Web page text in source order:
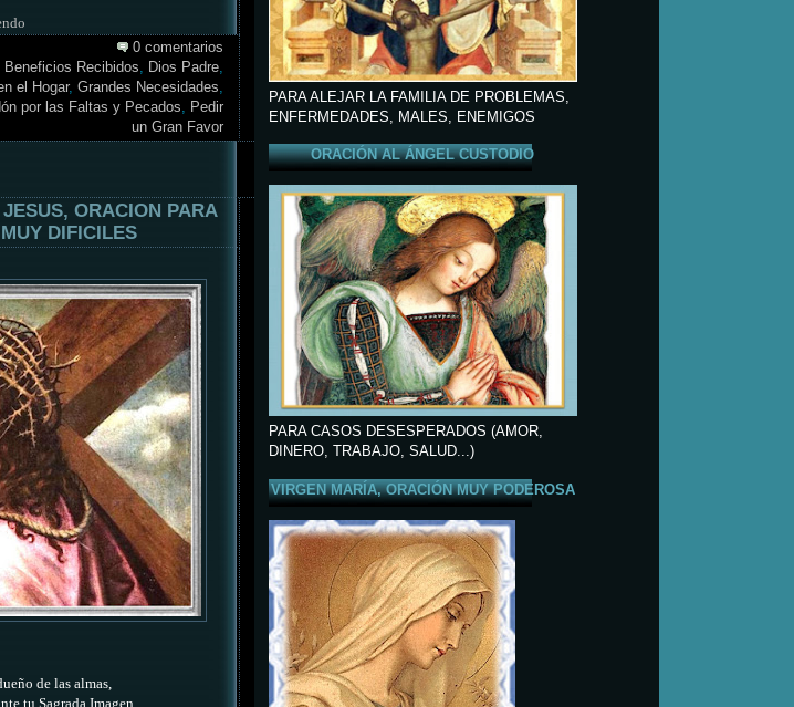
0 comentarios
Recibidos, Dios Padre,
el Hogar, Grandes Necesidades,
por las Faltas y Pecados, Pedir
un Gran Favor
ORACION PARA
DIFICILES
de las almas,
tu Sagrada Imagen
PARA ALEJAR LA FAMILIA DE PROBLEMAS,
ENFERMEDADES, MALES, ENEMIGOS
ORACIÓN AL ÁNGEL CUSTODIO
PARA CASOS DESESPERADOS (AMOR,
DINERO, TRABAJO, SALUD...)
VIRGEN MARÍA, ORACIÓN MUY PODEROSA